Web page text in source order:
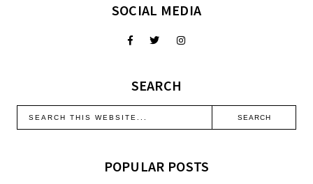
SOCIAL MEDIA
SEARCH
POPULAR POSTS